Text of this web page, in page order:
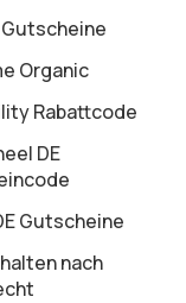
Organic
Rabattcode
DE
Gutscheine
nach